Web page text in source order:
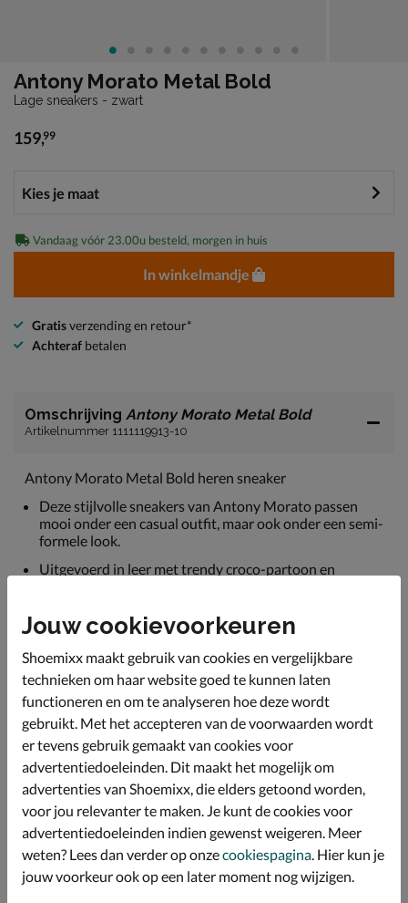
Antony Morato Metal Bold
Lage sneakers - zwart
€ 159,99
159,99
Vandaag vóór 23.00u besteld, morgen in huis
In winkelmandje
Gratisverzending en retour*
Achteraf betalen
Omschrijving Antony Morato Metal Bold
Artikelnummer 1111119913-10
Antony Morato Metal Bold heren sneaker
Deze stijlvolle sneakers van Antony Morato passen
mooi onder een casual outfit, maar ook onder een semi-
formele look.
Uitgevoerd in leer met trendy croco-partoon en
Gevoerd met imitatieleer en badstof. Het badstof zorgt
voor een aangenaam draaggevoel en goede
vochtabsorptie. Dankzij de gewatteerde enkelkraag
ervaar je optimaal comfort.
Voorzien van een textielen voetbed met
foamonderlaag wat voor een fijne demping zorgt
tijdens het lopen.
Afgewerkt met een stijlvolle elevated loopzool met
voldoende grip.
Specificaties
Over Antony Morato
Jouw cookievoorkeuren
Shoemixx maakt gebruik van cookies en vergelijkbare
technieken om haar website goed te kunnen laten
functioneren en om te analyseren hoe deze wordt
gebruikt. Met het accepteren van de voorwaarden wordt
er tevens gebruik gemaakt van cookies voor
advertentiedoeleinden. Dit maakt het mogelijk om
advertenties van Shoemixx, die elders getoond worden,
voor jou relevanter te maken. Je kunt de cookies voor
advertentiedoeleinden indien gewenst weigeren. Meer
weten? Lees dan verder op onzecookiespagina . Hier kun je
jouw voorkeur ook op een later moment nog wijzigen.